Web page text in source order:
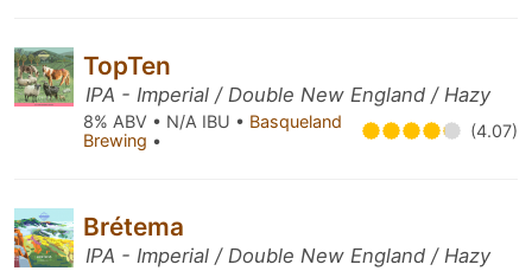
TopTen
IPA - Imperial / Double New England / Hazy
8% ABV • N/A IBU • Basqueland
Brewing • (4.07)
Brétema
IPA - Imperial / Double New England / Hazy